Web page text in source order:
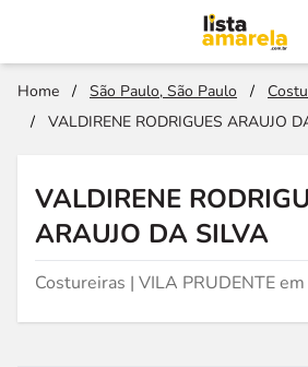
Home / São Paulo, São Paulo /
/
VALDIRENE RODRIGUES ARAUJO
VALDIRENE
ARAUJO DA SILVA
Costureiras | VILA PRUDENTE